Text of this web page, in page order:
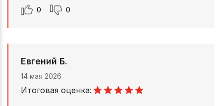
0 0
Евгений Б.
14 мая 2026
Итоговая оценка: